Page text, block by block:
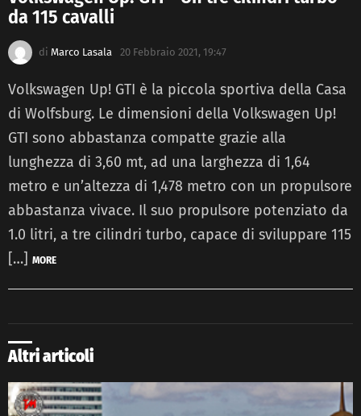
story
da 115 cavalli
di Marco Lasala 20 Febbraio 2021, 19:47
Volkswagen Up! GTI è la piccola sportiva della Casa
di Wolfsburg. Le dimensioni della Volkswagen Up!
GTI sono abbastanza compatte grazie alla
lunghezza di 3,60 mt, ad una larghezza di 1,64
metro e un’altezza di 1,478 metro con un propulsore
abbastanza vivace. Il suo propulsore potenziato da
1.0 litri, a tre cilindri turbo, capace di sviluppare 115
[…] MORE
Altri articoli